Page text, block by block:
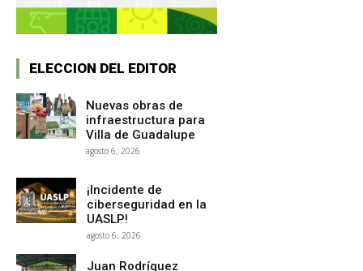
ELECCION DEL EDITOR
Nuevas obras de
infraestructura para
Villa de Guadalupe
agosto 6, 2026
¡Incidente de
ciberseguridad en la
UASLP!
agosto 6, 2026
Juan Rodríguez